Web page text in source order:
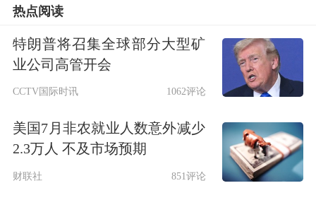
838227
300963
中洲特材 5.67
3.94
603069
海汽集团
2.62
603103
横店影视
1.21
300782
卓胜微 3.09
1.46
600525
ST长园 4.96
1.80
688153
2.43
热点阅读
特朗普将召集全球部分大型矿
业公司高管开会
CCTV国际时讯 1062评论
美国7月非农就业人数意外减少
2.3万人 不及市场预期
财联社 851评论